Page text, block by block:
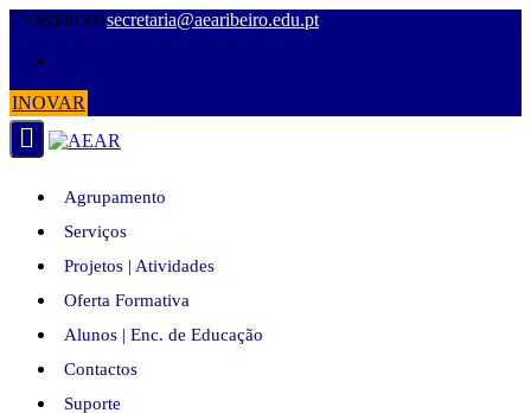
Skip
content
938606504secretaria@aearibeiro.edu.pt
INOVAR
Agrupamento
Serviços
Projetos | Atividades
Oferta Formativa
Alunos | Enc. de Educação
Contactos
Suporte